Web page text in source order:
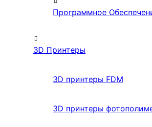
Программное
3D Принтеры
3D принтеры FDM
3D принтеры